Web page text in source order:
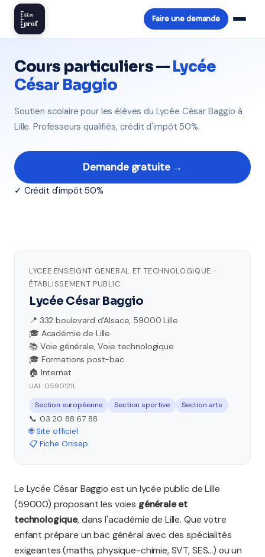
Mon
prof Faire une demande
Cours particuliers —Lycée
César Baggio
Soutien scolaire pour les élèves du Lycée César Baggio à
Lille. Professeurs qualifiés, crédit d'impôt 50%.
Demande gratuite →
✓ Crédit d'impôt 50%
LYCEE ENSEIGNT GENERAL ET TECHNOLOGIQUE ·
ÉTABLISSEMENT PUBLIC
Lycée César Baggio
📍 332 boulevard d'Alsace, 59000 Lille
🎓 Académie de Lille
📚 Voie générale, Voie technologique
🎓 Formations post-bac
🏠 Internat
UAI : 0590121L
Section européenne
Section sportive Section arts
📞 03 20 88 67 88
🌐 Site officiel
📋 Fiche Onisep
Le Lycée César Baggio est un lycée public de Lille
(59000) proposant les voies générale et
technologique, dans l'académie de Lille. Que votre
enfant prépare un bac général avec des spécialités
exigeantes (maths, physique-chimie, SVT, SES...) ou un